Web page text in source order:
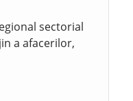
sectorial
a afacerilor,